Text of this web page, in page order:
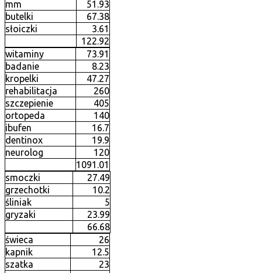
mm
51.93
butelki
67.38
słoiczki
3.61
122.92
witaminy
73.91
badanie
8.23
kropelki
47.27
rehabilitacja
260
szczepienie
405
ortopeda
140
ibufen
16.7
dentinox
19.9
neurolog
120
1091.01
smoczki
27.49
grzechotki
10.2
śliniak
5
gryzaki
23.99
66.68
świeca
26
kapnik
12.5
szatka
23